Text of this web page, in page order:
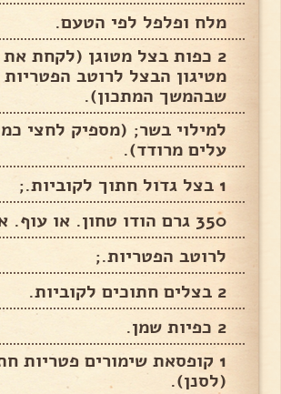
מלח ופלפל לפי הטעם.
2 כפות בצל מטוגן (לקחת
מטיגון הבצל לרוטב הפטריות
שבהמשך המתכון).
למילוי בשר; (מספיק לחצי
עלים מרודד).
1 בצל גדול חתוך לקוביות.;
350 גרם הודו טחון. או עוף. או בקר
לרוטב הפטריות.;
2 בצלים חתוכים לקוביות.
2 כפיות שמן.
1 קופסאת שימורים פטריות
(לסנן).